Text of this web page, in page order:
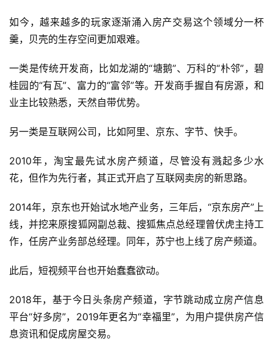
如今，越来越多的玩家逐渐涌入房产交易这个领域分一杯
羹，贝壳的生存空间更加艰难。
一类是传统开发商，比如龙湖的“塘鹅”、万科的“朴邻”，碧
桂园的“有瓦”、富力的“富邻”等。开发商手握自有房源，和
业主比较熟悉，天然自带优势。
另一类是互联网公司，比如阿里、京东、字节、快手。
2010年，淘宝最先试水房产频道，尽管没有溅起多少水
花，但作为先行者，其正式开启了互联网卖房的新思路。
2014年，京东也开始试水地产业务，三年后，“京东房产”上
线，并挖来原搜狐网副总裁、搜狐焦点总经理曾伏虎主持工
作，任房产业务部总经理。同年，苏宁也上线了房产频道。
此后，短视频平台也开始蠢蠢欲动。
2018年，基于今日头条房产频道，字节跳动成立房产信息
平台“好多房”，2019年更名为“幸福里”，为用户提供房产信
息资讯和促成房屋交易。